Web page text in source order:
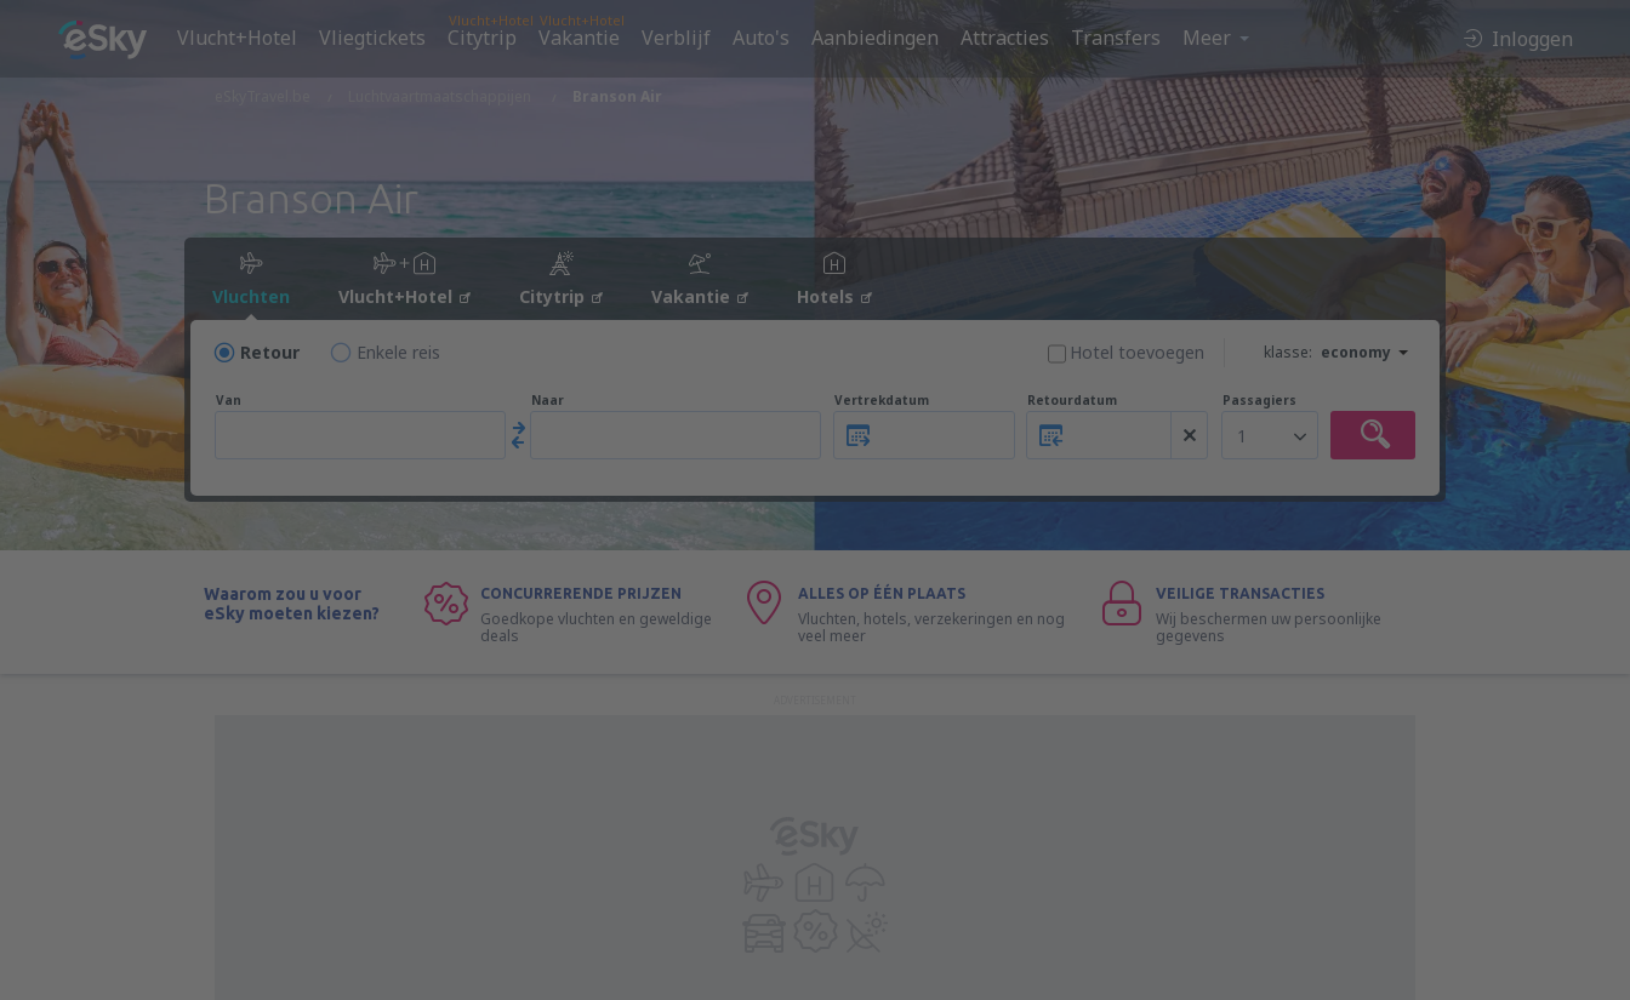
Vlucht+Hotel Vliegtickets
Vlucht+Hotel
Citytrip
Vlucht+Hotel
Vakantie Verblijf Auto's Aanbiedingen Attracties Transfers Meer Inloggen
Branson Air
Branson Air
Vluchten Vlucht+Hotel Citytrip Vakantie Hotels
Retour Enkele reis klasse: economy
Hotel toevoegen
Van Naar Vertrekdatum Retourdatum Passagiers
1
Waarom zou u voor
eSky moeten kiezen?
CONCURRERENDE PRIJZEN
Goedkope vluchten en geweldige
deals
ALLES OP ÉÉN PLAATS
Vluchten, hotels, verzekeringen en nog
veel meer
VEILIGE TRANSACTIES
Wij beschermen uw persoonlijke
gegevens